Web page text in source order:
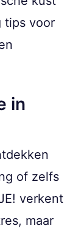
tips voor
in
of zelfs
verkent
maar